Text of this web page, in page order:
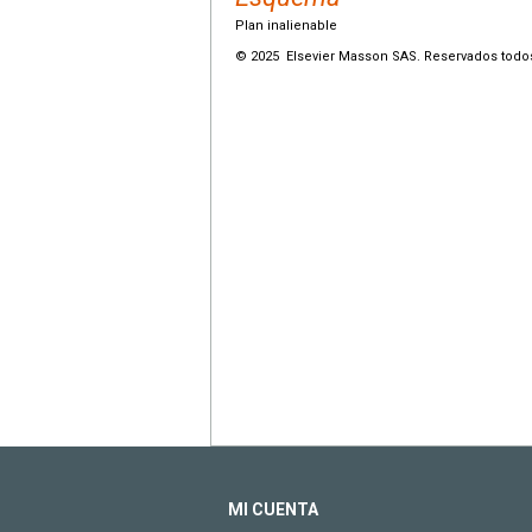
Plan inalienable
© 2025 Elsevier Masson SAS. Reservados
MI CUENTA